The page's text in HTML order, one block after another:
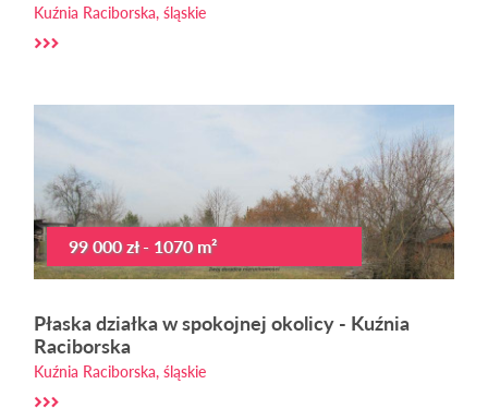
Kuźnia Raciborska, śląskie
99 000 zł - 1070 m²
Płaska działka w spokojnej okolicy - Kuźnia
Raciborska
Kuźnia Raciborska, śląskie